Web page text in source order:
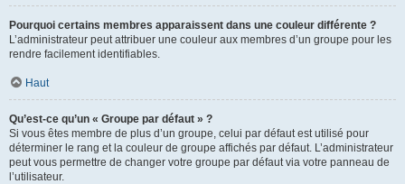
Pourquoi certains membres apparaissent dans une couleur différente ?
L’administrateur peut attribuer une couleur aux membres d’un groupe pour les
rendre facilement identifiables.
Haut
Qu’est-ce qu’un « Groupe par défaut » ?
Si vous êtes membre de plus d’un groupe, celui par défaut est utilisé pour
déterminer le rang et la couleur de groupe affichés par défaut. L’administrateur
peut vous permettre de changer votre groupe par défaut via votre panneau de
l’utilisateur.